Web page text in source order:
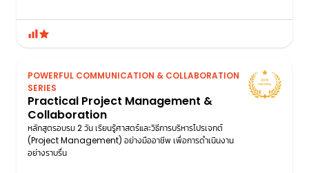
POWERFUL COMMUNICATION & COLLABORATION
SERIES
Practical Project Management &
Collaboration
หลักสูตรอบรม 2 วัน เรียนรู้ศาสตร์และวิธีการบริหารโปรเจกต์
(Project Management) อย่างมืออาชีพ เพื่อการดำเนินงาน
อย่างราบรื่น